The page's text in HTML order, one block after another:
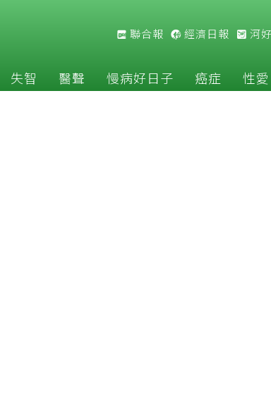
聯合報 經濟日報 河
失智 醫聲 慢病好日子 癌症 性愛